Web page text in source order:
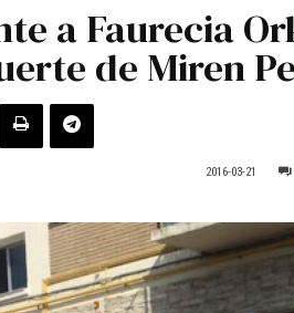
a Faurecia
de Miren
2016-03-21